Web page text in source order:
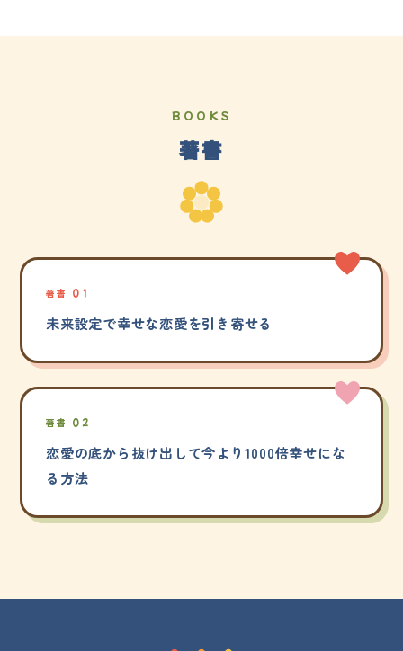
BOOKS
著書
著書 01
未来設定で幸せな恋愛を引き寄せる
著書 02
恋愛の底から抜け出して今より1000倍幸せにな
る方法